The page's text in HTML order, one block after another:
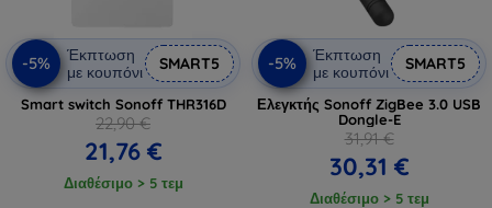
-5%
Έκπτωση
με κουπόνι
SMART5
Smart switch Sonoff THR316D
22,90 €
21,76 €
Διαθέσιμο > 5 τεμ
-5%
Έκπτωση
με κουπόνι
SMART5
Ελεγκτής Sonoff ZigBee 3.0 USB
Dongle-E
31,91 €
30,31 €
Διαθέσιμο > 5 τεμ